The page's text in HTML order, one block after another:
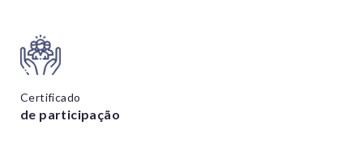
Certificado
de participação